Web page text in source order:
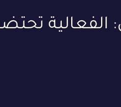
الفعالية